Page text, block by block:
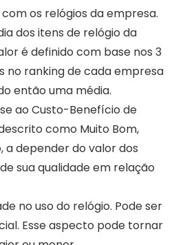
os relógios da empresa.
dos itens de relógio da
é definido com base nos 3
no ranking de cada empresa
então uma média.
ao Custo-Benefício de
como Muito Bom,
a depender do valor dos
sua qualidade em relação
no uso do relógio. Pode ser
Esse aspecto pode tornar